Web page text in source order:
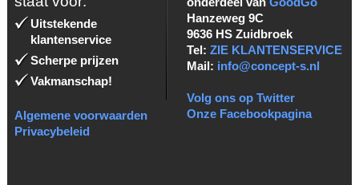
Uitstekende
klantenservice
Scherpe prijzen
Vakmanschap!
Algemene voorwaarden
Privacybeleid
Hanzeweg 9C
9636 HS Zuidbroek
Tel: ZIE KLANTENSERVICE
Mail: info@concept-s.nl
Volg ons op Twitter
Onze Facebookpagina